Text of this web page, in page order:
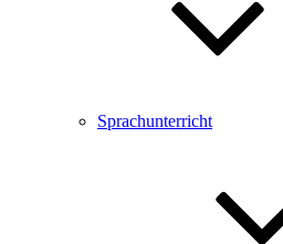
Sprachunterricht